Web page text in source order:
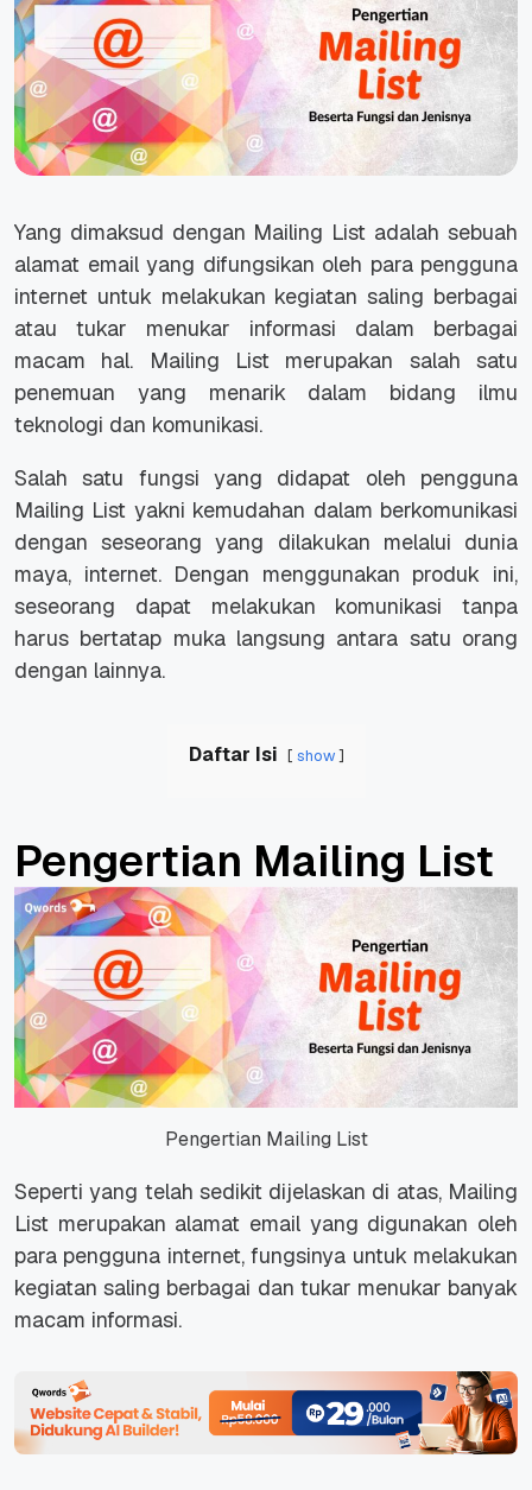
Yang dimaksud dengan Mailing List adalah sebuah
alamat email yang difungsikan oleh para pengguna
internet untuk melakukan kegiatan saling berbagai
atau tukar menukar informasi dalam berbagai
macam hal. Mailing List merupakan salah satu
penemuan yang menarik dalam bidang ilmu
teknologi dan komunikasi.
Salah satu fungsi yang didapat oleh pengguna
Mailing List yakni kemudahan dalam berkomunikasi
dengan seseorang yang dilakukan melalui dunia
maya, internet. Dengan menggunakan produk ini,
seseorang dapat melakukan komunikasi tanpa
harus bertatap muka langsung antara satu orang
dengan lainnya.
Daftar Isi show
Pengertian Mailing List
Pengertian Mailing List
Seperti yang telah sedikit dijelaskan di atas, Mailing
List merupakan alamat email yang digunakan oleh
para pengguna internet, fungsinya untuk melakukan
kegiatan saling berbagai dan tukar menukar banyak
macam informasi.